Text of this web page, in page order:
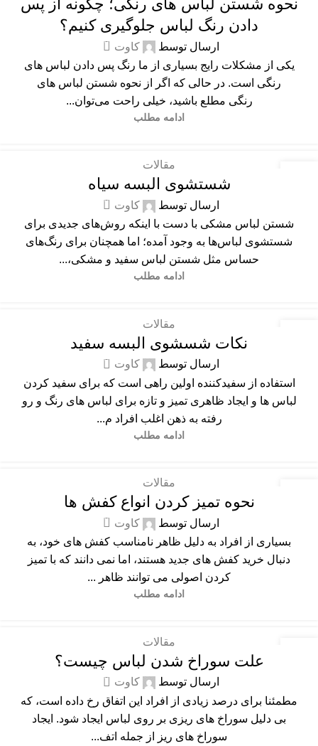
شهریورنحوه شستن لباس های رنگی؛ چگونه از پس
دادن رنگ لباس جلوگیری کنیم؟
ارسال توسط کاوت 0
یکی از مشکلات رایج بسیاری از ما رنگ پس دادن لباس ‌های
رنگی است. در حالی که اگر از نحوه شستن لباس های
رنگی مطلع باشید، خیلی راحت می‌توان...
ادامه مطلب
مقالات
شستشوی البسه سیاه
ارسال توسط کاوت 0
شستن لباس مشکی با دست با اینکه روش‌های جدیدی برای
شستشوی لباس‌ها به وجود آمده؛ اما همچنان برای رنگ‌های
حساس مثل شستن لباس سفید و مشکی،...
ادامه مطلب
مقالات
نکات شسشوی البسه سفید
ارسال توسط کاوت 0
استفاده از سفیدکننده اولین راهی است که برای سفید کردن
لباس ها و ایجاد ظاهری تمیز و تازه برای لباس های رنگ و رو
رفته به ذهن اغلب افراد م...
ادامه مطلب
مقالات
نحوه تمیز کردن انواع کفش ها
ارسال توسط کاوت 0
بسیاری از افراد به دلیل ظاهر نامناسب کفش های خود، به
دنبال خرید کفش های جدید هستند، اما نمی دانند که با تمیز
کردن اصولی می توانند ظاهر ...
ادامه مطلب
مقالات
علت سوراخ شدن لباس چیست؟
ارسال توسط کاوت 0
مطمئنا برای درصد زیادی از افراد این اتفاق رخ داده است، که
بی دلیل سوراخ های ریزی بر روی لباس ایجاد شود. ایجاد
سوراخ های ریز از جمله اتف...